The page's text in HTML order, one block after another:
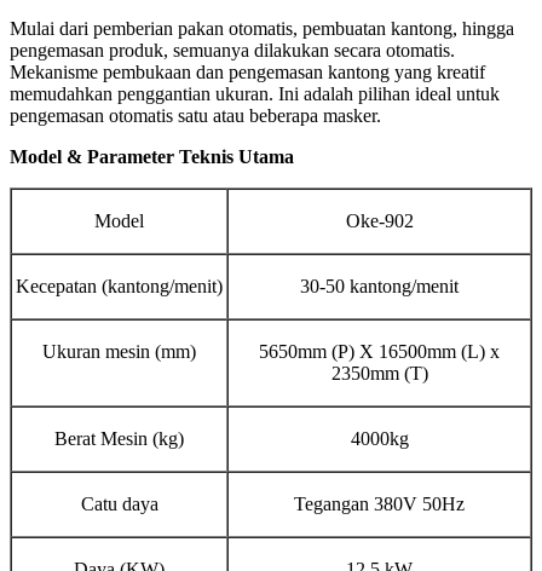
Mulai dari pemberian pakan otomatis, pembuatan kantong, hingga
pengemasan produk, semuanya dilakukan secara otomatis.
Mekanisme pembukaan dan pengemasan kantong yang kreatif
memudahkan penggantian ukuran. Ini adalah pilihan ideal untuk
pengemasan otomatis satu atau beberapa masker.
Model & Parameter Teknis Utama
Model Oke-902
Kecepatan (kantong/menit) 30-50 kantong/menit
Ukuran mesin (mm)
5650mm (P) X 16500mm (L) x
2350mm (T)
Berat Mesin (kg) 4000kg
Catu daya Tegangan 380V 50Hz